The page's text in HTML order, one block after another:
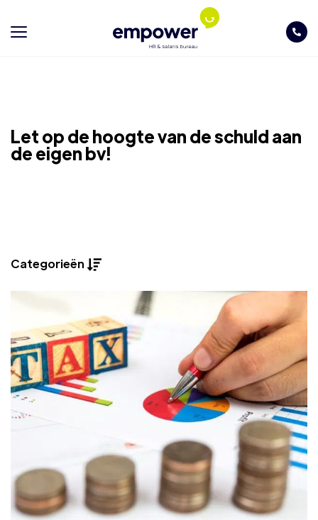
Let op de hoogte van de schuld aan
de eigen bv!
Categorieën